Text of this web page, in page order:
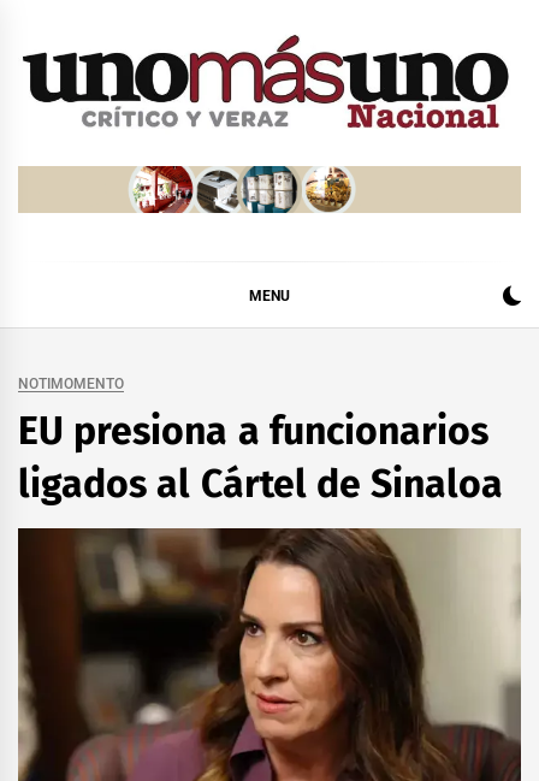
MENU
NOTIMOMENTO
EU presiona a funcionarios
ligados al Cártel de Sinaloa